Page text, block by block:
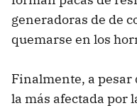
generadoras de de
quemarse en los
Finalmente, a pesar
la más afectada por